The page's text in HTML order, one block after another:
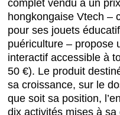
complet vendu à un
hongkongaise Vtech –
pour ses jouets
puériculture – propose
interactif accessible à
50 €). Le produit
sa croissance, sur le
que soit sa position,
dix activités mises à sa